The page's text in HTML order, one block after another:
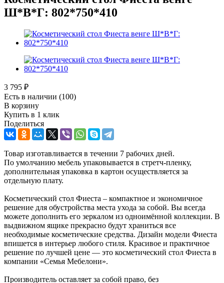
Ш*В*Г: 802*750*410
3 795 ₽
Есть в наличии (100)
В корзину
Купить в 1 клик
Поделиться
Товар изготавливается в течении 7 рабочих дней.
По умолчанию мебель упаковывается в стретч-пленку,
дополнительная упаковка в картон осуществляется за
отдельную плату.
Косметический стол Фиеста – компактное и экономичное
решение для обустройства места ухода за собой. Вы всегда
можете дополнить его зеркалом из одноимённой коллекции. В
выдвижном ящике прекрасно будут храниться все
необходимые косметические средства. Дизайн модели Фиеста
впишется в интерьер любого стиля. Красивое и практичное
решение по лучшей цене — это косметический стол Фиеста в
компании «Семья Мебелони».
Производитель оставляет за собой право, без